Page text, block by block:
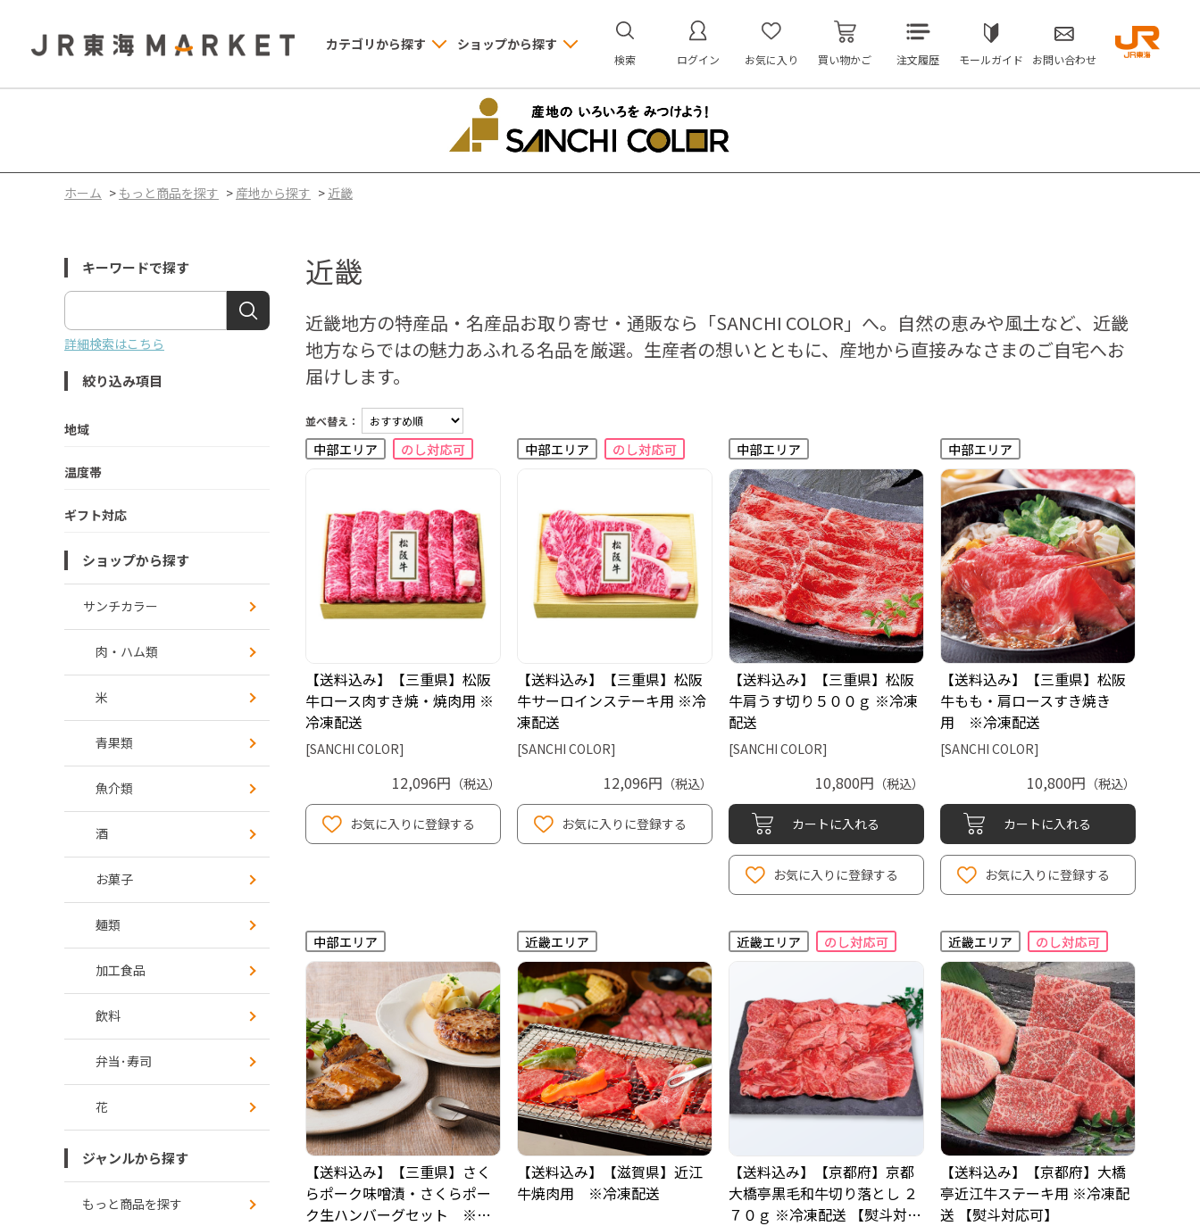
カテゴリから探す ショップから探す
検索 ログイン お気に入り 買い物かご 注文履歴 モールガイド お問い合わせ
ホーム > もっと商品を探す > 産地から探す > 近畿
キーワードで探す
詳細検索はこちら
絞り込み項目
地域
温度帯
ギフト対応
ショップから探す
サンチカラー
肉・ハム類
米
青果類
魚介類
酒
お菓子
麺類
加工食品
飲料
弁当･寿司
花
ジャンルから探す
もっと商品を探す
近畿
近畿地方の特産品・名産品お取り寄せ・通販なら「SANCHI COLOR」へ。自然の恵みや風土など、近畿
地方ならではの魅力あふれる名品を厳選。生産者の想いとともに、産地から直接みなさまのご自宅へお
届けします。
並べ替え：
【送料込み】【三重県】松阪
牛ロース肉すき焼・焼肉用 ※
冷凍配送
[SANCHI COLOR]
12,096円 （税込）
お気に入りに登録する
【送料込み】【三重県】松阪
牛サーロインステーキ用 ※冷
凍配送
[SANCHI COLOR]
12,096円 （税込）
お気に入りに登録する
【送料込み】【三重県】松阪
牛肩うす切り５００ｇ ※冷凍
配送
[SANCHI COLOR]
10,800円 （税込）
カートに入れる
お気に入りに登録する
【送料込み】【三重県】松阪
牛もも・肩ロースすき焼き
用 ※冷凍配送
[SANCHI COLOR]
10,800円 （税込）
カートに入れる
お気に入りに登録する
【送料込み】【三重県】さく
らポーク味噌漬・さくらポー
ク生ハンバーグセット ※…
【送料込み】【滋賀県】近江
牛焼肉用 ※冷凍配送
【送料込み】【京都府】京都
大橋亭黒毛和牛切り落とし ２
７０ｇ ※冷凍配送 【熨斗対…
【送料込み】【京都府】大橋
亭近江牛ステーキ用 ※冷凍配
送 【熨斗対応可】